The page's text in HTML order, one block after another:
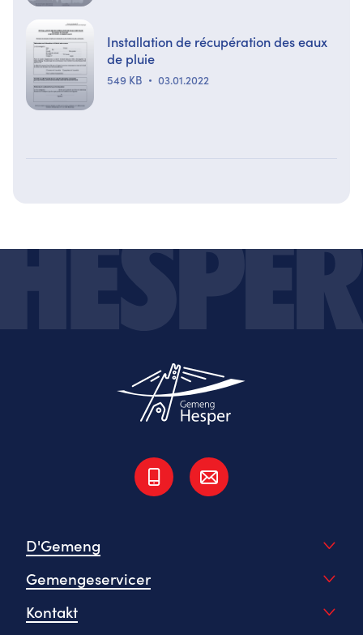
Installation de récupération des eaux
de pluie
549 KB 03.01.2022
D'Gemeng
Gemengeservicer
Kontakt